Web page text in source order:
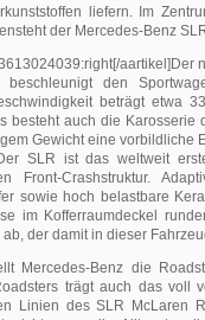
liefern. Im
der Mercedes-Benz
aartikel]Der
beschleunigt den
beträgt etwa
besteht auch die Karosserie
Gewicht eine vorbildliche
SLR ist das weltweit
Front-Crashstruktur.
sowie hoch belastbare
im Kofferraumdeckel
ab, der damit in dieser
Mercedes-Benz die
trägt auch das voll
Linien des SLR McLaren